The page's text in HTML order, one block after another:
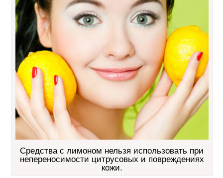
Средства с лимоном нельзя использовать при
непереносимости цитрусовых и повреждениях
кожи.